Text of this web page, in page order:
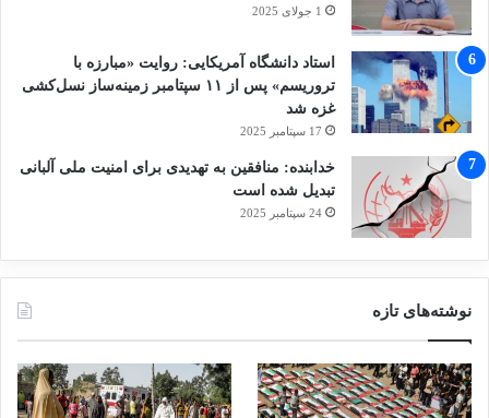
1 جولای 2025
استاد دانشگاه آمریکایی: روایت «مبارزه با
تروریسم» پس از ۱۱ سپتامبر زمینه‌ساز نسل‌کشی
غزه شد
17 سپتامبر 2025
خدابنده: منافقین به تهدیدی برای امنیت ملی آلبانی
تبدیل شده است
24 سپتامبر 2025
نوشته‌های تازه